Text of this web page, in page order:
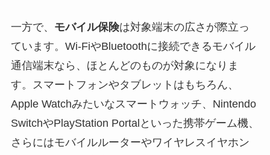
一方で、 モバイル保険は対象端末の広さが際立っ
ています。Wi-FiやBluetoothに接続できるモバイル
通信端末なら、ほとんどのものが対象になりま
す。スマートフォンやタブレットはもちろん、
Apple Watchみたいなスマートウォッチ、Nintendo
SwitchやPlayStation Portalといった携帯ゲーム機、
さらにはモバイルルーターやワイヤレスイヤホン